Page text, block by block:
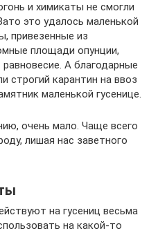
и химикаты не смогли
это удалось маленькой
привезенные из
площади опунции,
А благодарные
строгий карантин на ввоз
маленькой гусенице.
очень мало. Чаще всего
лишая нас заветного
на гусениц весьма
на какой-то